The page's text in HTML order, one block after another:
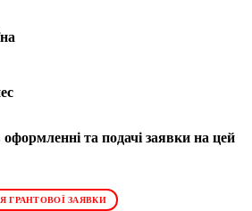
та подачі заявки на цей
ЗАЯВКИ